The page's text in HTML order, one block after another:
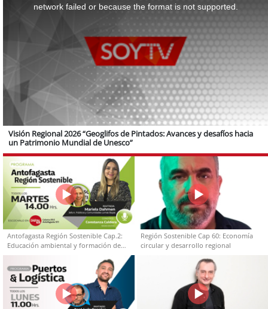
network failed or because the format is not supported.
Visión Regional 2026 “Geoglifos de Pintados: Avances y desafíos hacia
un Patrimonio Mundial de Unesco”
Antofagasta Región Sostenible Cap.2:
Educación ambiental y formación de
capacidades técnicas
Región Sostenible Cap 60: Economía
circular y desarrollo regional